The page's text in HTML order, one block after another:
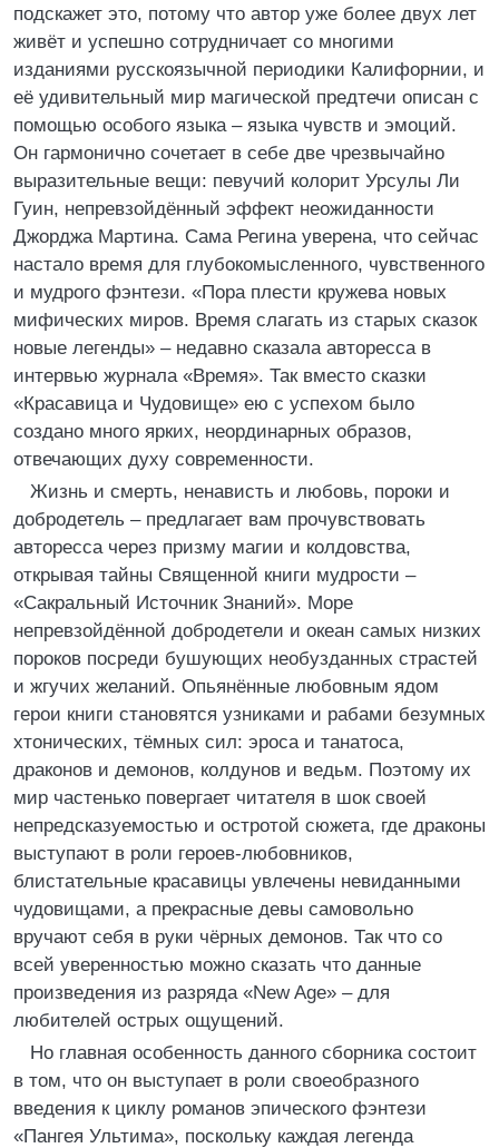
подскажет это, потому что автор уже более двух лет
живёт и успешно сотрудничает со многими
изданиями русскоязычной периодики Калифорнии, и
её удивительный мир магической предтечи описан с
помощью особого языка – языка чувств и эмоций.
Он гармонично сочетает в себе две чрезвычайно
выразительные вещи: певучий колорит Урсулы Ли
Гуин, непревзойдённый эффект неожиданности
Джорджа Мартина. Сама Регина уверена, что сейчас
настало время для глубокомысленного, чувственного
и мудрого фэнтези. «Пора плести кружева новых
мифических миров. Время слагать из старых сказок
новые легенды» – недавно сказала авторесса в
интервью журнала «Время». Так вместо сказки
«Красавица и Чудовище» ею с успехом было
создано много ярких, неординарных образов,
отвечающих духу современности.
Жизнь и смерть, ненависть и любовь, пороки и
добродетель – предлагает вам прочувствовать
авторесса через призму магии и колдовства,
открывая тайны Священной книги мудрости –
«Сакральный Источник Знаний». Море
непревзойдённой добродетели и океан самых низких
пороков посреди бушующих необузданных страстей
и жгучих желаний. Опьянённые любовным ядом
герои книги становятся узниками и рабами безумных
хтонических, тёмных сил: эроса и танатоса,
драконов и демонов, колдунов и ведьм. Поэтому их
мир частенько повергает читателя в шок своей
непредсказуемостью и остротой сюжета, где драконы
выступают в роли героев-любовников,
блистательные красавицы увлечены невиданными
чудовищами, а прекрасные девы самовольно
вручают себя в руки чёрных демонов. Так что со
всей уверенностью можно сказать что данные
произведения из разряда «New Age» – для
любителей острых ощущений.
Но главная особенность данного сборника состоит
в том, что он выступает в роли своеобразного
введения к циклу романов эпического фэнтези
«Пангея Ультима», поскольку каждая легенда